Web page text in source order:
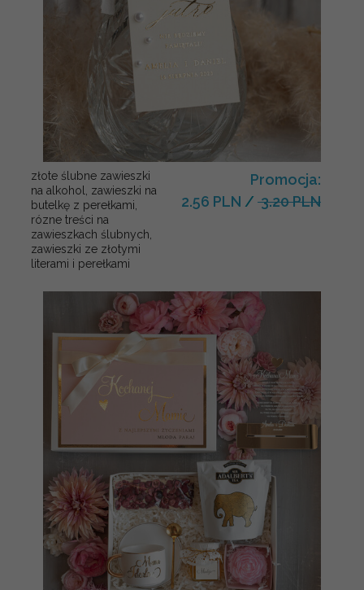
złote ślubne zawieszki
na alkohol, zawieszki na
butelkę z perełkami,
rózne treści na
zawieszkach ślubnych,
zawieszki ze złotymi
literami i perełkami
Promocja:
2.56 PLN / 3.20 PLN